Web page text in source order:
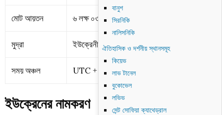
মোট আয়তন ৬লক্ষ০৩ হাজার৬২৮ বর্গ কিলোমিটার
মুদ্রা ইউক্রেনীয় রিভনিয়া
সময় অঞ্চল UTC + 2
ইউক্রেনের নামকরণ
বানুশ
সিরনিকি
নালিসনিকি
ঐতিহাসিক ও দর্শনীয় স্থানসমূহ
কিয়েভ
লাভ টানেল
বুকোভেল
লভিভ
সেন্ট সোফিয়া ক্যাথেড্রাল